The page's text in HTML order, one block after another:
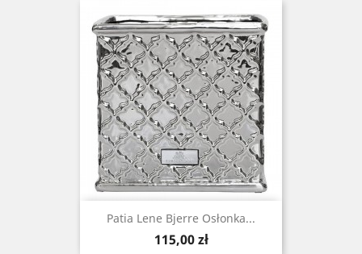
Patia Lene Bjerre Osłonka...
Cena
115,00 zł